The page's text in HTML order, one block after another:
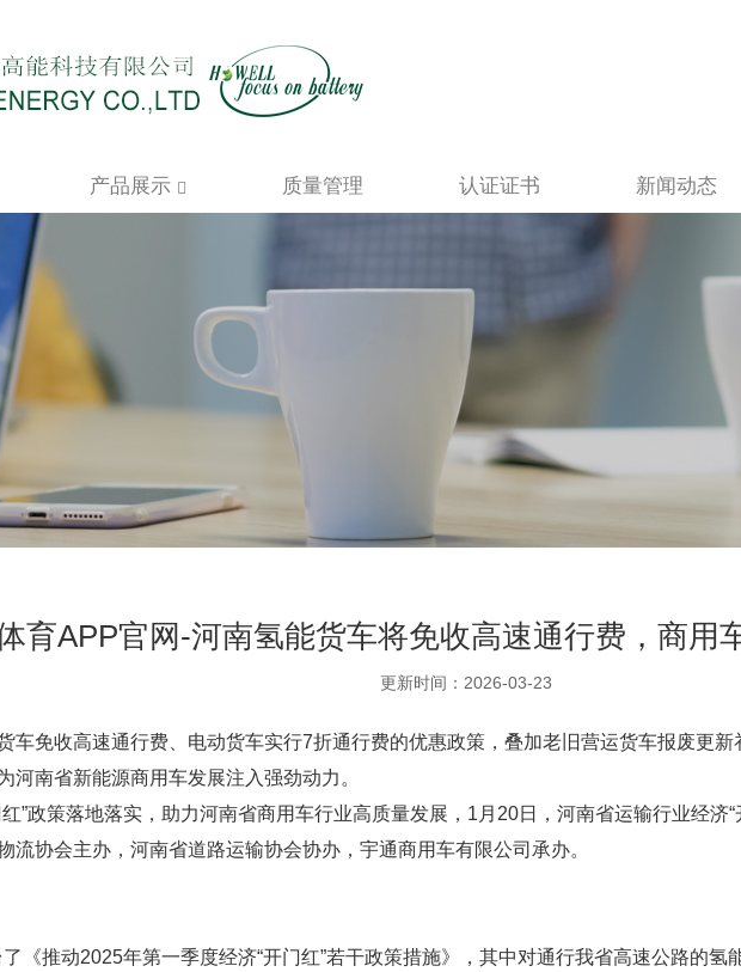
产品展示 质量管理 认证证书 新闻动态
育APP官网-河南氢能货车将免收高速通行费，商用
更新时间：2026-03-23
车免收高速通行费、电动货车实行7折通行费的优惠政策，叠加老旧营运货车报废更
河南省新能源商用车发展注入强劲动力。
”政策落地落实，助力河南省商用车行业高质量发展，1月20日，河南省运输行业经济“
流协会主办，河南省道路运输协会协办，宇通商用车有限公司承办。
《推动2025年第一季度经济“开门红”若干政策措施》，其中对通行我省高速公路的